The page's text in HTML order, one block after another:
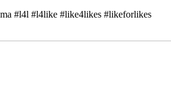
#l4l #l4like #like4likes #likeforlikes